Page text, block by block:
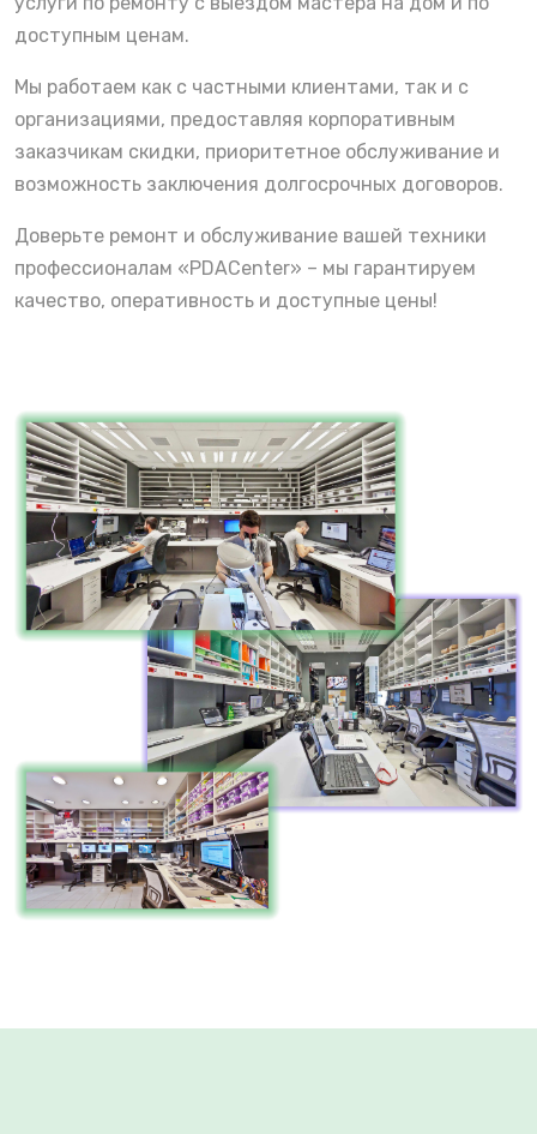
доступным ценам.
Мы работаем как с частными клиентами, так и с
организациями, предоставляя корпоративным
заказчикам скидки, приоритетное обслуживание и
возможность заключения долгосрочных договоров.
Доверьте ремонт и обслуживание вашей техники
профессионалам «PDACenter» – мы гарантируем
качество, оперативность и доступные цены!